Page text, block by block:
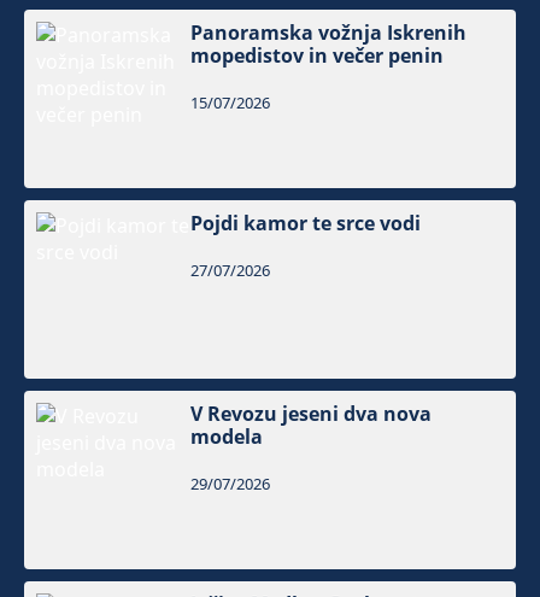
Panoramska vožnja Iskrenih
mopedistov in večer penin
15/07/2026
Pojdi kamor te srce vodi
27/07/2026
V Revozu jeseni dva nova
modela
29/07/2026